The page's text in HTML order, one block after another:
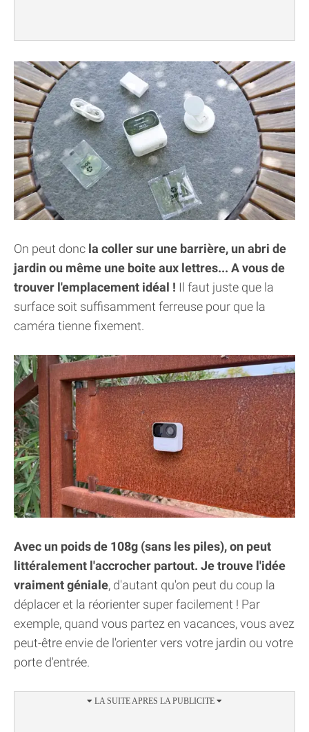
On peut donc la coller sur une barrière, un abri de
jardin ou même une boite aux lettres... A vous de
trouver l'emplacement idéal ! Il faut juste que la
surface soit suffisamment ferreuse pour que la
caméra tienne fixement.
Avec un poids de 108g (sans les piles), on peut
littéralement l'accrocher partout. Je trouve l'idée
vraiment géniale, d'autant qu'on peut du coup la
déplacer et la réorienter super facilement ! Par
exemple, quand vous partez en vacances, vous avez
peut-être envie de l'orienter vers votre jardin ou votre
porte d'entrée.